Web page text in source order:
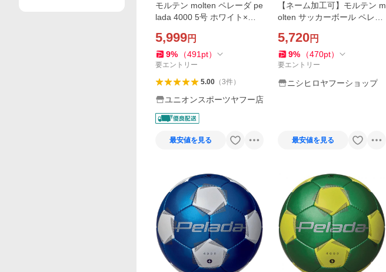
モルテン molten ペレーダ pe
lada 4000 5号 ホワイト×メ
ッカーボール5号球
5,999円
9% （491 pt）
要エントリー
5.00（3件）
ユニオンスポーツヤフー店
最安値を見る
【ネーム加工可】モルテン m
olten サッカーボール ペレー
皮革 検定球 F4K4000シリー
ズ
5,720円
9% （470pt）
要エントリー
ニシヒロヤフーショップ
最安値を見る